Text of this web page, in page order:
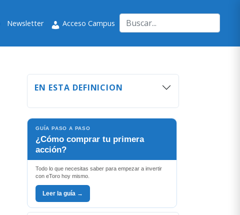
Newsletter Acceso Campus
EN ESTA DEFINICION
GUÍA PASO A PASO
¿Cómo comprar tu primera
acción?
Todo lo que necesitas saber para empezar a invertir
con eToro hoy mismo.
Leer la guía →